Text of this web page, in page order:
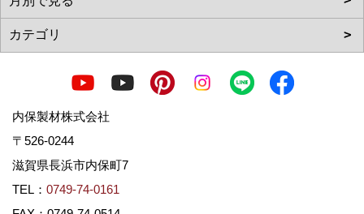
内保製材株式会社
〒526-0244
滋賀県長浜市内保町7
TEL： 0749-74-0161